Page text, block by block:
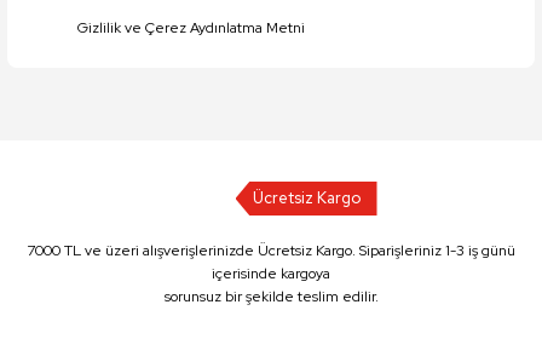
Gizlilik ve Çerez Aydınlatma Metni
Ücretsiz Kargo
7000 TL ve üzeri alışverişlerinizde Ücretsiz Kargo. Siparişleriniz 1-3 iş günü
içerisinde kargoya
sorunsuz bir şekilde teslim edilir.